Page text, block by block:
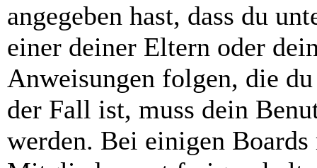
angegeben hast, dass du
einer deiner Eltern oder
Anweisungen folgen, die
der Fall ist, muss dein
werden. Bei einigen Boards